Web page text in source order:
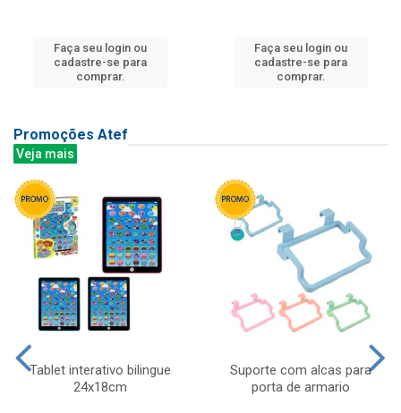
Faça seu login ou
cadastre-se para
comprar.
Faça seu login ou
cadastre-se para
comprar.
Promoções Atef
Veja mais
Tablet interativo bilingue
24x18cm
Suporte com alcas para
porta de armario